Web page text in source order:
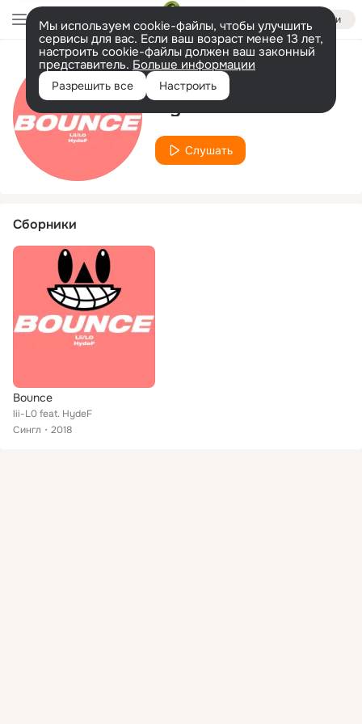
Войти
Мы используем cookie-файлы, чтобы улучшить
сервисы для вас. Если ваш возраст менее 13 лет,
настроить cookie-файлы должен ваш законный
представитель. Больше информации
Разрешить все Настроить
Исполнитель
Hydef
Слушать
Сборники
Bounce
lii-L0 feat. HydeF
Сингл
2018